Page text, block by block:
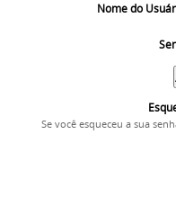
Nome do
Se você esqueceu a sua